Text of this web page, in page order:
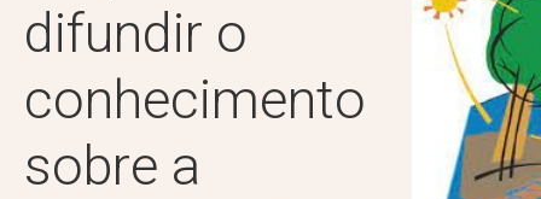
difundir o
conhecimento
sobre a